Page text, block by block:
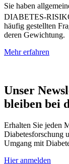
Sie haben
DIABETES-
häufig gestellten
deren Gewichtung.
Mehr erfahren
Unser
bleiben bei
Erhalten Sie jeden
Diabetesforschung
Umgang mit
Hier anmelden